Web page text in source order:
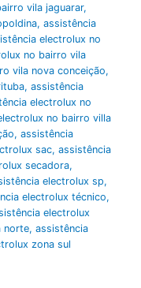
vila jaguarar,
, assistência
electrolux no
no bairro vila
vila nova conceição,
, assistência
electrolux no
no bairro villa
, assistência
sac, assistência
secadora,
electrolux sp,
electrolux técnico,
electrolux
norte, assistência
zona sul